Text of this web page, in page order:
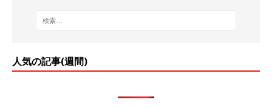
人気の記事(週間)